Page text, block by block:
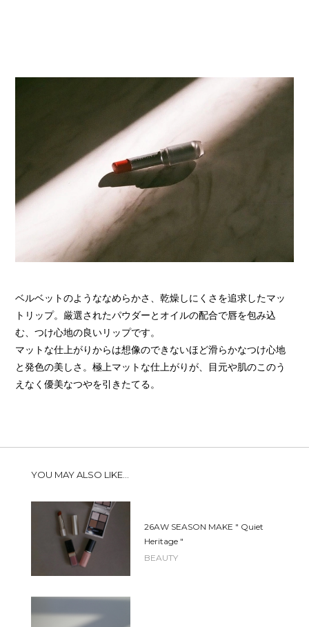
ベルベットのようななめらかさ、乾燥しにくさを追求したマッ
トリップ。厳選されたパウダーとオイルの配合で唇を包み込
む、つけ心地の良いリップです。
マットな仕上がりからは想像のできないほど滑らかなつけ心地
と発色の美しさ。極上マットな仕上がりが、目元や肌のこのう
えなく優美なつやを引きたてる。
YOU MAY ALSO LIKE...
26AW SEASON MAKE " Quiet
Heritage "
BEAUTY